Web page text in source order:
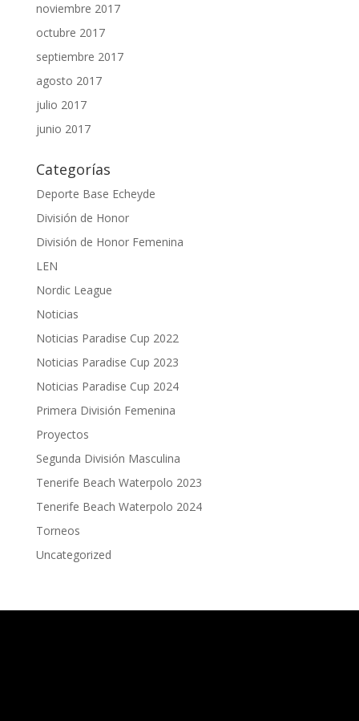
noviembre 2017
octubre 2017
septiembre 2017
agosto 2017
julio 2017
junio 2017
Categorías
Deporte Base Echeyde
División de Honor
División de Honor Femenina
LEN
Nordic League
Noticias
Noticias Paradise Cup 2022
Noticias Paradise Cup 2023
Noticias Paradise Cup 2024
Primera División Femenina
Proyectos
Segunda División Masculina
Tenerife Beach Waterpolo 2023
Tenerife Beach Waterpolo 2024
Torneos
Uncategorized